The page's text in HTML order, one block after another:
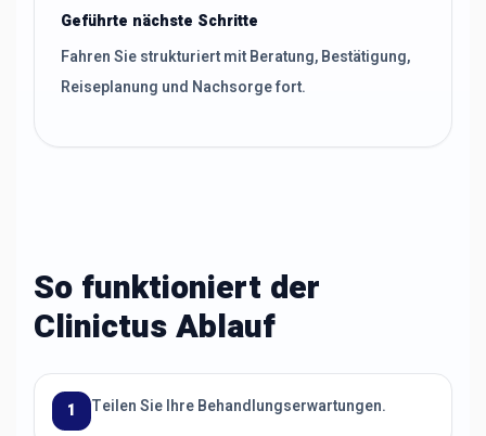
Geführte nächste Schritte
Fahren Sie strukturiert mit Beratung, Bestätigung,
Reiseplanung und Nachsorge fort.
So funktioniert der
Clinictus Ablauf
1 Teilen Sie Ihre Behandlungserwartungen.